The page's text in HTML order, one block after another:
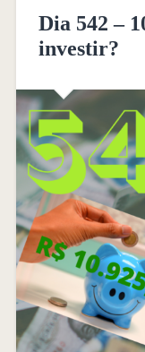
Dia 542 –
investir?